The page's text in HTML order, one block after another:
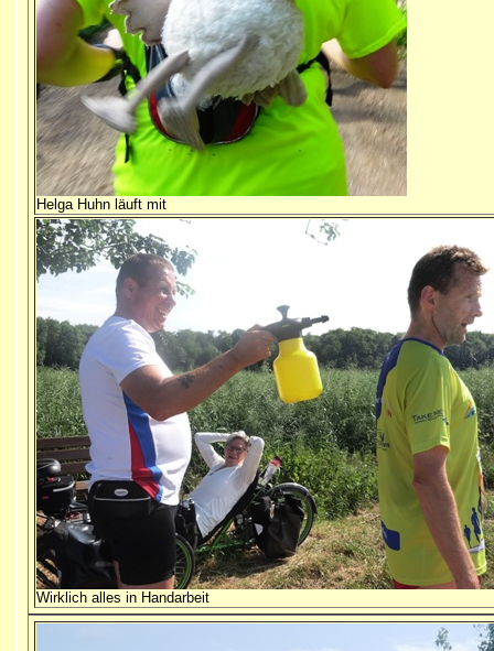
Helga Huhn läuft mit
Wirklich alles in Handarbeit